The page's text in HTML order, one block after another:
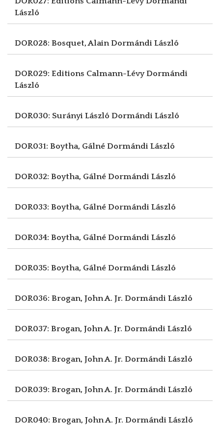
László
DOR028: Bosquet, AlainDormándi László
DOR029: Editions Calmann-LévyDormándi
László
DOR030: Surányi László Dormándi László
DOR031: Boytha, Gálné Dormándi László
DOR032: Boytha, Gálné Dormándi László
DOR033: Boytha, Gálné Dormándi László
DOR034: Boytha, Gálné Dormándi László
DOR035: Boytha, Gálné Dormándi László
DOR036: Brogan, John A. Jr. Dormándi László
DOR037: Brogan, John A. Jr. Dormándi László
DOR038: Brogan, John A. Jr. Dormándi László
DOR039: Brogan, John A. Jr. Dormándi László
DOR040: Brogan, John A. Jr. Dormándi László